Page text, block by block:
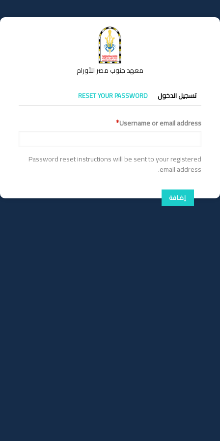
إلى
المحتوى
معهد جنوب مصر للأورام
التبويبات
الأساسية
تسجيل الدخول RESET YOUR PASSWORD
Username or email address
Password reset instructions will be sent to your registered
email address.